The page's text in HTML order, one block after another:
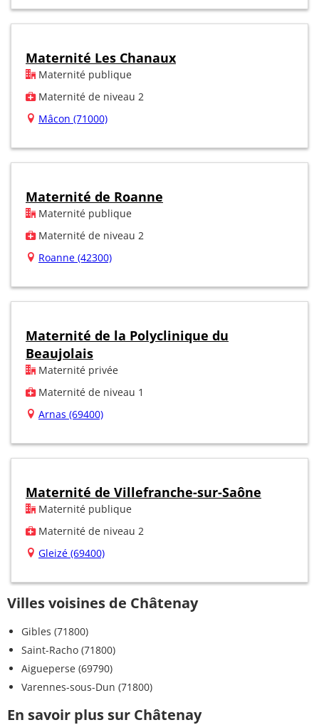
Maternité Les Chanaux
Maternité publique
Maternité de niveau 2
Mâcon (71000)
Maternité de Roanne
Maternité publique
Maternité de niveau 2
Roanne (42300)
Maternité de la Polyclinique du
Beaujolais
Maternité privée
Maternité de niveau 1
Arnas (69400)
Maternité de Villefranche-sur-Saône
Maternité publique
Maternité de niveau 2
Gleizé (69400)
Villes voisines de Châtenay
Gibles (71800)
Saint-Racho (71800)
Aigueperse (69790)
Varennes-sous-Dun (71800)
En savoir plus sur Châtenay